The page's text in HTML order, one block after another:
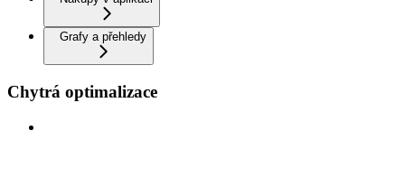
Grafy a přehledy
Chytrá optimalizace